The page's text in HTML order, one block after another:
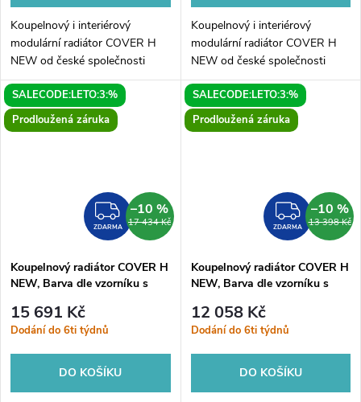
Koupelnový i interiérový
modulární radiátor COVER H
NEW od české společnosti
HOPA. Elegantní radiátor je
dostupný v mnoha variantách.
COVER H NEW je originální
radiátor...
Koupelnový i interiérový
modulární radiátor COVER H
NEW od české společnosti
HOPA. Elegantní radiátor je
dostupný v mnoha variantách.
COVER H NEW je originální
radiátor...
SALECODE:LETO:3:%
Prodloužená záruka
ZDARMA
ZDARMA 17 434 Kč
–10 %
Koupelnový radiátor COVER H
NEW, Barva dle vzorníku s
Boční 500 mm
15 691 Kč
Dodání do 6ti týdnů
DO KOŠÍKU
SALECODE:LETO:3:%
Prodloužená záruka
ZDARMA 13 398 Kč
–10 %
Koupelnový radiátor COVER H
NEW, Barva dle vzorníku s
Boční 240 mm
12 058 Kč
Dodání do 6ti týdnů
DO KOŠÍKU